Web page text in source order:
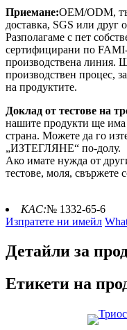
Приемане:OEM/ODM,
доставка, SGS или друг
Разполагаме с пет
сертифицирани по
производствена линия.
производствен процес,
на продуктите.
Доклад от тестове на
нашите продукти ще има
страна. Можете да го
„ИЗТЕГЛЯНЕ“ по-долу.
Ако имате нужда от
тестове, моля, свържете
КАС:№ 1332-65-6
Изпратете ни имейл
Детайли за
Етикети на